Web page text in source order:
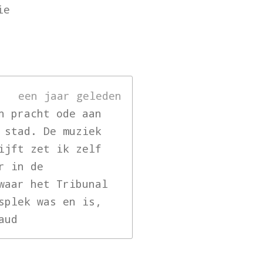
een jaar geleden
pracht ode aan
De muziek
zet ik zelf
in de
het Tribunal
was en is,